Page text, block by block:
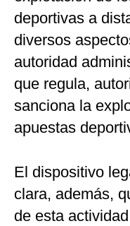
deportivas a
diversos
autoridad
que regula,
sanciona la
apuestas
El dispositivo
clara, además,
de esta